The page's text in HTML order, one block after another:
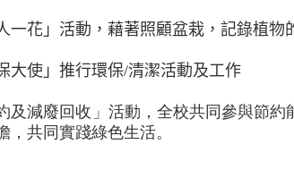
一花」活動，藉著照顧盆栽，記錄植
大使」推行環保/清潔活動及工作
及減廢回收」活動，全校共同參與節
，共同實踐綠色生活。